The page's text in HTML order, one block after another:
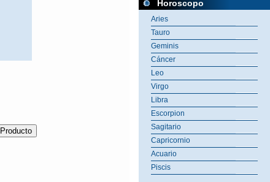
Horoscopo
Aries
Tauro
Geminis
Cáncer
Leo
Virgo
Libra
Escorpion
Sagitario
Capricornio
Acuario
Piscis